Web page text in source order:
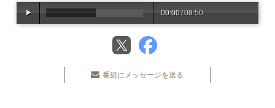
00:00/08:50
番組にメッセージを送る